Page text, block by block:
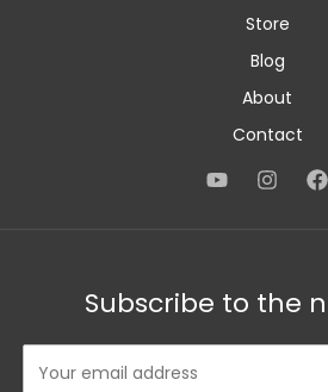
Store
Blog
About
Contact
Subscribe to the